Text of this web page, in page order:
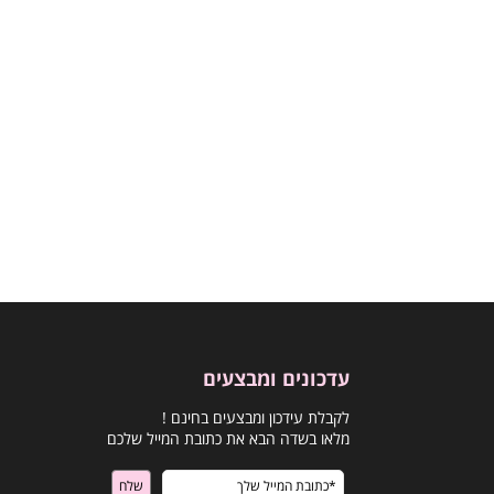
עדכונים ומבצעים
לקבלת עידכון ומבצעים בחינם !
מלאו בשדה הבא את כתובת המייל שלכם